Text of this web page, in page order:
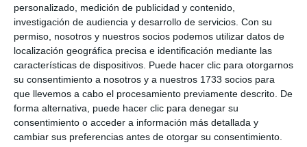
personalizado, medición de publicidad y contenido,
investigación de audiencia y desarrollo de servicios. Con su
permiso, nosotros y nuestros socios podemos utilizar datos de
localización geográfica precisa e identificación mediante las
características de dispositivos. Puede hacer clic para otorgarnos
su consentimiento a nosotros y a nuestros 1733 socios para
que llevemos a cabo el procesamiento previamente descrito. De
forma alternativa, puede hacer clic para denegar su
consentimiento o acceder a información más detallada y
cambiar sus preferencias antes de otorgar su consentimiento.